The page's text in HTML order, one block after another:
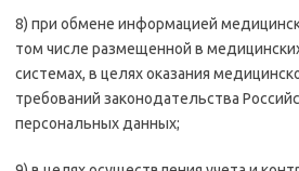
8) при обмене информацией
том числе размещенной в
системах, в целях оказания
требований законодательства
персональных данных;